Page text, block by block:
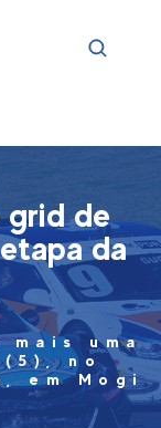
grid de
da
uma
(5), no
em Mogi